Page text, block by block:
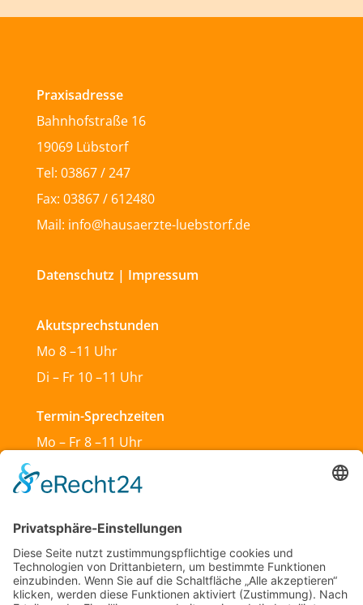
Praxisadresse
Bahnhofstraße 16
19069 Lübstorf
Tel: 03867 / 247
Fax: 03867 / 612480
Mail: info@hausaerzte-luebstorf.de
Datenschutz | Impressum
Akutsprechstunden
Mo 8 –11 Uhr
Di – Fr 10 –11 Uhr
Termin-Sprechzeiten
Mo – Fr 8 –11 Uhr
Mo & Do 13 –18 Uhr
Di 17:30 – 19:30 Uhr
Sa und So geschlossen